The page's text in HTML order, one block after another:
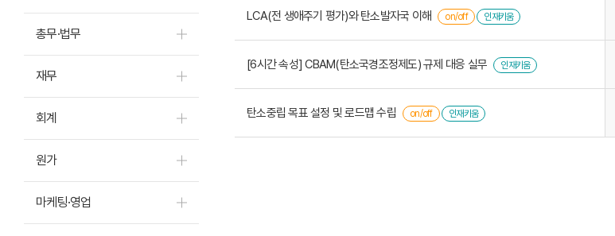
총무·법무
재무
회계
원가
마케팅·영업
LCA(전 생애주기 평가)와 탄소발자국 이해 on/off 인재키움
[6시간 속성] CBAM(탄소국경조정제도) 규제 대응 실무 인재키움
탄소중립 목표 설정 및 로드맵 수립 on/off 인재키움